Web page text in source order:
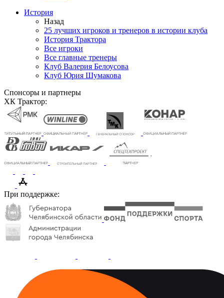
История
Назад
25 лучших игроков и тренеров в истории клуба
История Трактора
Все игроки
Все главные тренеры
Клуб Валерия Белоусова
Клуб Юрия Шумакова
Спонсоры и партнеры
ХК Трактор:
При поддержке: